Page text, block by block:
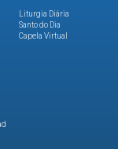
Liturgia Diária
Santo do Dia
Capela Virtual